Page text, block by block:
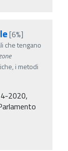
[6%]
che tengano
i metodi
2020,